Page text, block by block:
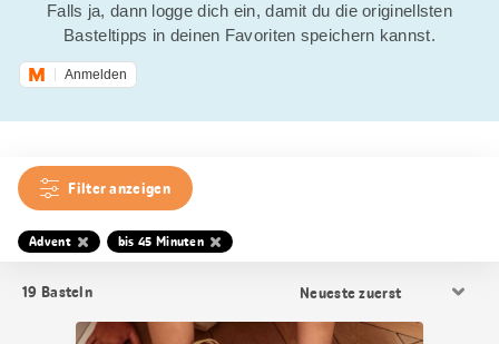
Falls ja, dann logge dich ein, damit du die originellsten
Basteltipps in deinen Favoriten speichern kannst.
Anmelden
Filter anzeigen
Advent bis 45 Minuten
19 Basteln
Sortierung